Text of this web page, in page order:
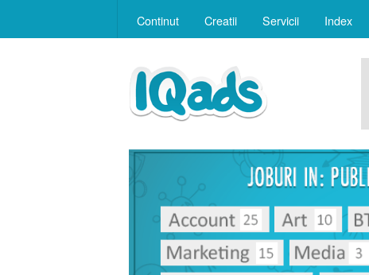
Continut Creatii Servicii Index